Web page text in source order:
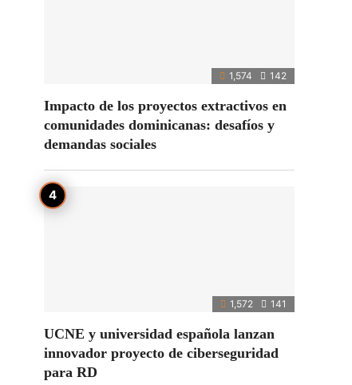
1,574 142
Impacto de los proyectos extractivos en
comunidades dominicanas: desafíos y
demandas sociales
1,572 141
UCNE y universidad española lanzan
innovador proyecto de ciberseguridad
para RD